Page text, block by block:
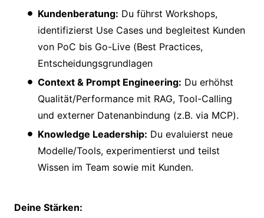
Kundenberatung: Du führst Workshops,
identifizierst Use Cases und begleitest Kunden
von PoC bis Go-Live (Best Practices,
Entscheidungsgrundlagen
Context & Prompt Engineering: Du erhöhst
Qualität/Performance mit RAG, Tool-Calling
und externer Datenanbindung (z.B. via MCP).
Knowledge Leadership: Du evaluierst neue
Modelle/Tools, experimentierst und teilst
Wissen im Team sowie mit Kunden.
Deine Stärken: